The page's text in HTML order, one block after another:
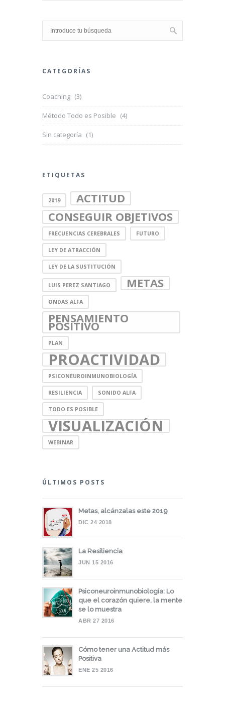
CATEGORÍAS
Coaching (3)
Método Todo es Posible (4)
Sin categoría (1)
ETIQUETAS
2019
ACTITUD
CONSEGUIR OBJETIVOS
FRECUENCIAS CEREBRALES FUTURO
LEY DE ATRACCIÓN
LEY DE LA SUSTITUCIÓN
LUIS PEREZ SANTIAGO METAS
ONDAS ALFA
PENSAMIENTO
POSITIVO
PLAN
PROACTIVIDAD
PSICONEUROINMUNOBIOLOGÍA
RESILIENCIA SONIDO ALFA
TODO ES POSIBLE
VISUALIZACIÓN
WEBINAR
ÚLTIMOS POSTS
Metas, alcánzalas este 2019
DIC 24 2018
La Resiliencia
JUN 15 2016
Psiconeuroinmunobiología: Lo
que el corazón quiere, la mente
se lo muestra
ABR 27 2016
Cómo tener una Actitud más
Positiva
ENE 25 2016